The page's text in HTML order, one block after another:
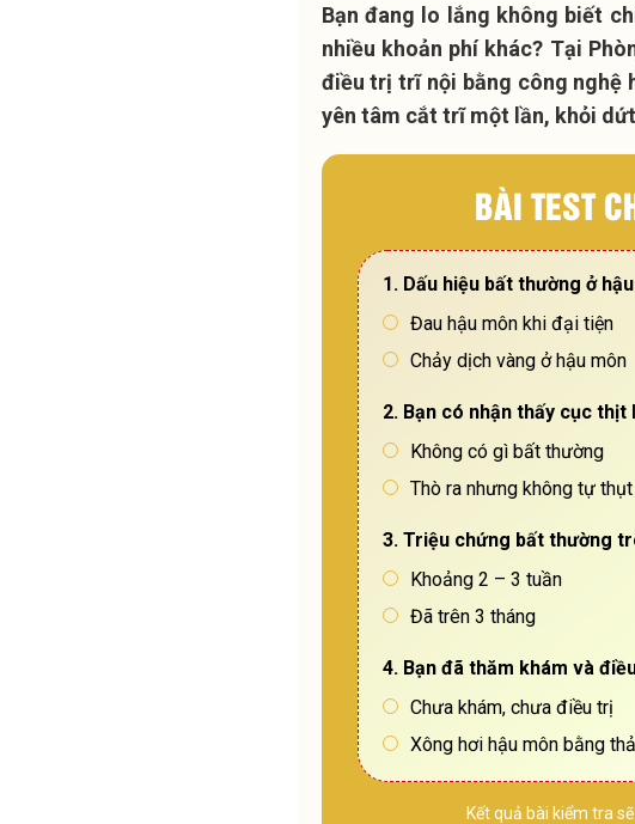
Bạn đang lo lắng không biết
nhiều khoản phí khác? Tại
điều trị trĩ nội bằng công nghệ
yên tâm cắt trĩ một lần, khỏi
BÀI TEST
1. Dấu hiệu bất thường ở
Đau hậu môn khi đại tiện
Chảy dịch vàng ở hậu môn
2. Bạn có nhận thấy cục
Không có gì bất thường
Thò ra nhưng không tự
3. Triệu chứng bất thường
Khoảng 2 – 3 tuần
Đã trên 3 tháng
4. Bạn đã thăm khám và
Chưa khám, chưa điều trị
Xông hơi hậu môn bằng
Kết quả bài kiểm tra